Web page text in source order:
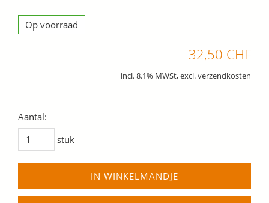
Op voorraad
32,50 CHF
incl. 8.1% MWSt, excl. verzendkosten
Aantal:
stuk
IN WINKELMANDJE